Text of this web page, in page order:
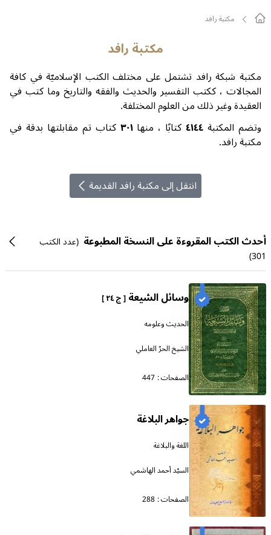
مکتبة رافد
مکتبة رافد
مكتبة شبكة رافد تشتمل على مختلف الكتب الإسلاميّة في كافة
المجالات ، ككتب التفسير والحديث والفقه والتاريخ وما كتب في
العقيدة وغير ذلك من العلوم المختلفة.
وتضم المكتبة ٤١٤٤ كتابًا ، منها٣٠١ كتاب تم مقابلتها بدقة في
مكتبة رافد.
انتقل إلی مکتبة رافد القدیمة
أحدث الكتب المقروءة على النسخة المطبوعة (عدد الكتب
301
)
وسائل الشيعة[ ج ٢٤ ]
الحديث وعلومه
الشيخ الحرّ العاملي
الصفحات : 447
جواهر البلاغة
اللغة والبلاغة
السيّد أحمد الهاشمي
الصفحات : 288